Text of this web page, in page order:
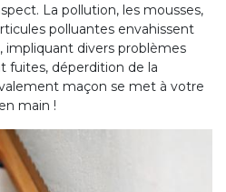
La pollution, les mousses,
polluantes envahissent
impliquant divers problèmes
fuites, déperdition de la
maçon se met à votre
main !